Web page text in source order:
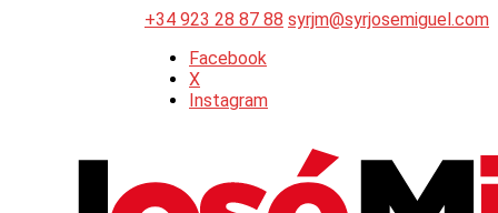
+34 923 28 87 88 syrjm@syrjosemiguel.com
Facebook
X
Instagram